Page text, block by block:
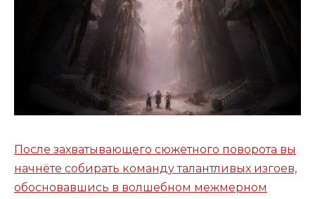
После захватывающего сюжетного поворота вы
начнёте собирать команду талантливых изгоев,
обосновавшись в волшебном межмерном